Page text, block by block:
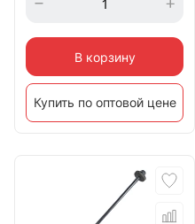
В корзину
Купить по оптовой цене